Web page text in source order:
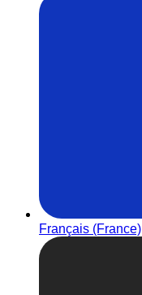
Français (France)